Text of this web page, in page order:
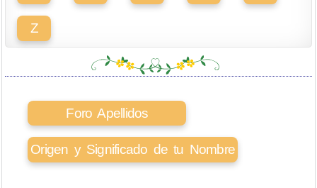
Z
Foro Apellidos
Origen y Significado de tu Nombre